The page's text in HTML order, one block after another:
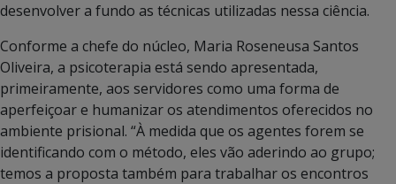
desenvolver a fundo as técnicas utilizadas nessa ciência.
Conforme a chefe do núcleo, Maria Roseneusa Santos
Oliveira, a psicoterapia está sendo apresentada,
primeiramente, aos servidores como uma forma de
aperfeiçoar e humanizar os atendimentos oferecidos no
ambiente prisional. “À medida que os agentes forem se
identificando com o método, eles vão aderindo ao grupo;
temos a proposta também para trabalhar os encontros